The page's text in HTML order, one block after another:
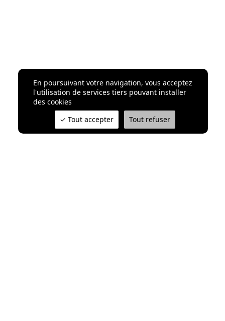
En poursuivant votre navigation, vous acceptez
l'utilisation de services tiers pouvant installer
des cookies
Tout accepter
Tout refuser